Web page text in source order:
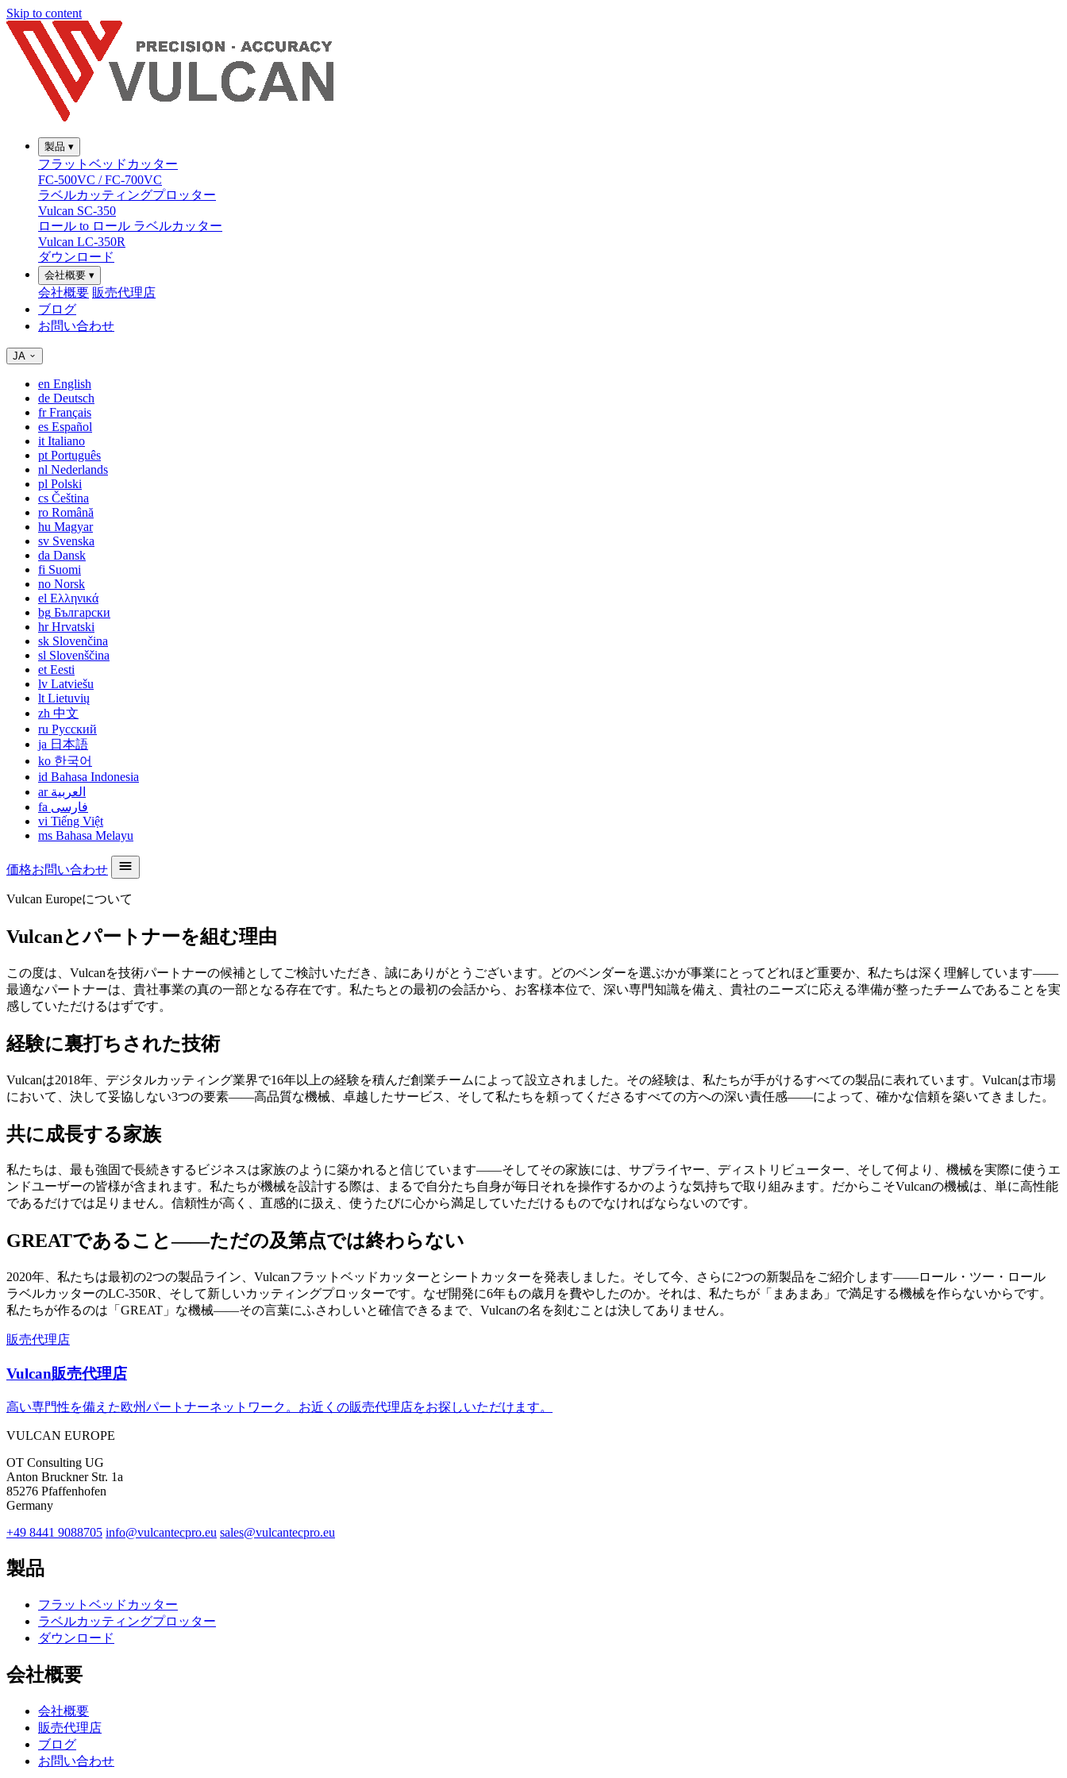
Skip to content
製品 ▾
フラットベッドカッター
FC-500VC / FC-700VC
ラベルカッティングプロッター
Vulcan SC-350
ロール to ロール ラベルカッター
Vulcan LC-350R
ダウンロード
会社概要 ▾
会社概要 販売代理店
ブログ
お問い合わせ
JA
en English
de Deutsch
frFrançais
es Español
it Italiano
pt Português
nl Nederlands
pl Polski
cs Čeština
ro Română
hu Magyar
sv Svenska
da Dansk
fi Suomi
no Norsk
el Ελληνικά
bg Български
hrHrvatski
sk Slovenčina
sl Slovenščina
et Eesti
lv Latviešu
lt Lietuvių
zh 中文
ru Русский
ja 日本語
ko 한국어
id Bahasa Indonesia
ar العربية
fa فارسی
vi Tiếng Việt
ms Bahasa Melayu
価格お問い合わせ
Vulcan Europeについて
Vulcanとパートナーを組む理由
この度は、Vulcanを技術パートナーの候補としてご検討いただき、誠にありがとうございます。どのベンダーを選ぶかが事業にとってどれほど重要か、私たちは深く理解しています——
最適なパートナーは、貴社事業の真の一部となる存在です。私たちとの最初の会話から、お客様本位で、深い専門知識を備え、貴社のニーズに応える準備が整ったチームであることを実
感していただけるはずです。
経験に裏打ちされた技術
Vulcanは2018年、デジタルカッティング業界で16年以上の経験を積んだ創業チームによって設立されました。その経験は、私たちが手がけるすべての製品に表れています。Vulcanは市場
において、決して妥協しない3つの要素——高品質な機械、卓越したサービス、そして私たちを頼ってくださるすべての方への深い責任感——によって、確かな信頼を築いてきました。
共に成長する家族
私たちは、最も強固で長続きするビジネスは家族のように築かれると信じています——そしてその家族には、サプライヤー、ディストリビューター、そして何より、機械を実際に使うエ
ンドユーザーの皆様が含まれます。私たちが機械を設計する際は、まるで自分たち自身が毎日それを操作するかのような気持ちで取り組みます。だからこそVulcanの機械は、単に高性能
であるだけでは足りません。信頼性が高く、直感的に扱え、使うたびに心から満足していただけるものでなければならないのです。
GREATであること——ただの及第点では終わらない
2020年、私たちは最初の2つの製品ライン、Vulcanフラットベッドカッターとシートカッターを発表しました。そして今、さらに2つの新製品をご紹介します——ロール・ツー・ロール
ラベルカッターのLC-350R、そして新しいカッティングプロッターです。なぜ開発に6年もの歳月を費やしたのか。それは、私たちが「まあまあ」で満足する機械を作らないからです。
私たちが作るのは「GREAT」な機械——その言葉にふさわしいと確信できるまで、Vulcanの名を刻むことは決してありません。
販売代理店
Vulcan販売代理店
高い専門性を備えた欧州パートナーネットワーク。お近くの販売代理店をお探しいただけます。
VULCAN EUROPE
OT Consulting UG
Anton Bruckner Str. 1a
85276 Pfaffenhofen
Germany
+49 8441 9088705 info@vulcantecpro.eu sales@vulcantecpro.eu
製品
フラットベッドカッター
ラベルカッティングプロッター
ダウンロード
会社概要
会社概要
販売代理店
ブログ
お問い合わせ